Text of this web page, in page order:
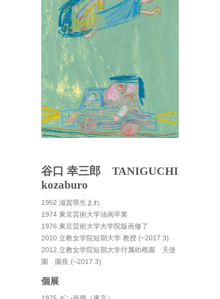
谷口 幸三郎 TANIGUCHI
kozaburo
1952 滋賀県生まれ
1974 東京芸術大学油画卒業
1976 東京芸術大学大学院版画修了
2010 立教女学院短期大学 教授 (~2017.3)
2012 立教女学院短期大学付属幼稚園 天使
園 園長 (~2017.3)
個展